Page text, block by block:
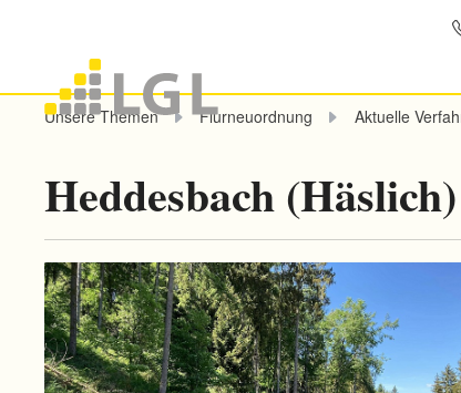
Unsere Themen Flurneuordnung Aktuelle
Heddesbach (Häslich)